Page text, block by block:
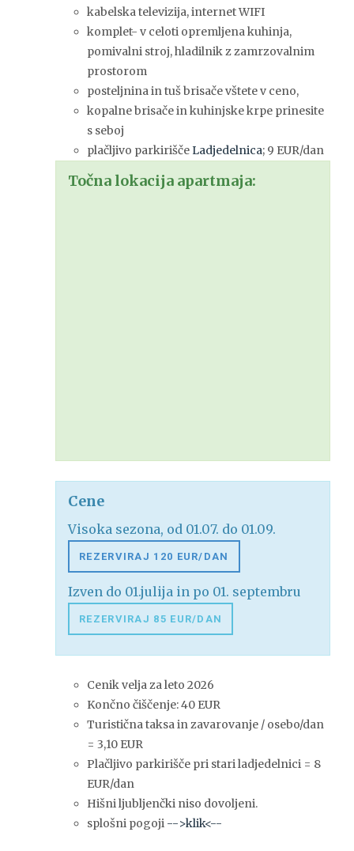
kabelska televizija, internet WIFI
komplet- v celoti opremljena kuhinja,
pomivalni stroj, hladilnik z zamrzovalnim
prostorom
posteljnina in tuš brisače vštete v ceno,
kopalne brisače in kuhinjske krpe prinesite
s seboj
plačljivo parkirišče Ladjedelnica; 9 EUR/dan
Točna lokacija apartmaja:
Cene
Visoka sezona, od 01.07. do 01.09.
REZERVIRAJ 120 EUR/DAN
Izven do 01.julija in po 01. septembru
REZERVIRAJ 85 EUR/DAN
Cenik velja za leto 2026
Končno čiščenje: 40 EUR
Turistična taksa in zavarovanje / osebo/dan
= 3,10 EUR
Plačljivo parkirišče pri stari ladjedelnici = 8
EUR/dan
Hišni ljubljenčki niso dovoljeni.
splošni pogoji -->klik<--